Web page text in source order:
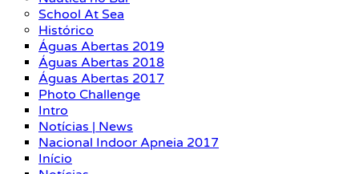
School At Sea
Histórico
Águas Abertas 2019
Águas Abertas 2018
Águas Abertas 2017
Photo Challenge
Intro
Notícias | News
Nacional Indoor Apneia 2017
Início